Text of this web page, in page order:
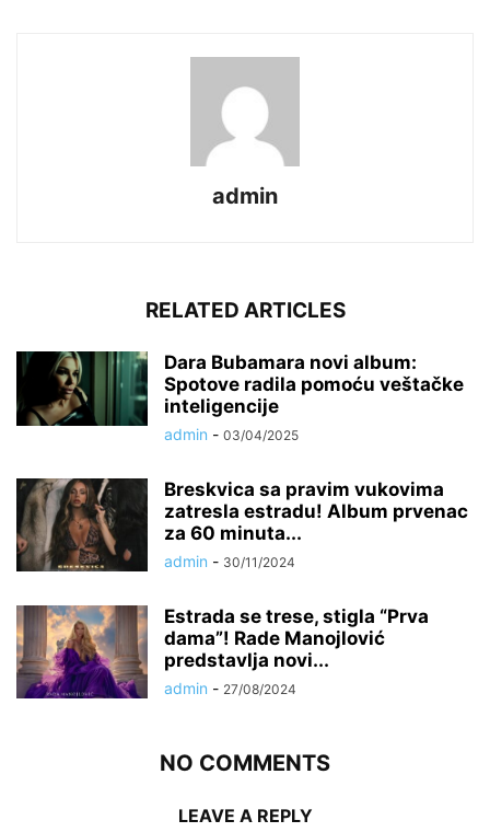
admin
RELATED ARTICLES
Dara Bubamara novi album:
Spotove radila pomoću veštačke
inteligencije
admin - 03/04/2025
Breskvica sa pravim vukovima
zatresla estradu! Album prvenac
za 60 minuta...
admin - 30/11/2024
Estrada se trese, stigla “Prva
dama”! Rade Manojlović
predstavlja novi...
admin - 27/08/2024
NO COMMENTS
LEAVE A REPLY